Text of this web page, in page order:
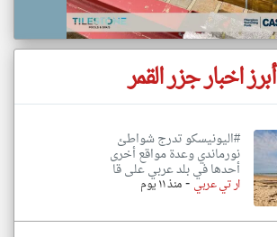
أبرز اخبار جزر القمر
#اليونيسكو تدرج شواطئ
نورماندي وعدة مواقع أخرى
أحدها في بلد عربي على قا
ار تي عربي -منذ ١١ يوم